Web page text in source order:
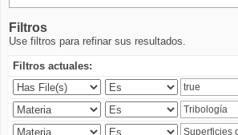
Filtros
Use filtros para refinar sus resultados.
Filtros actuales: